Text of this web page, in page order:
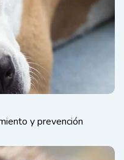
y prevención